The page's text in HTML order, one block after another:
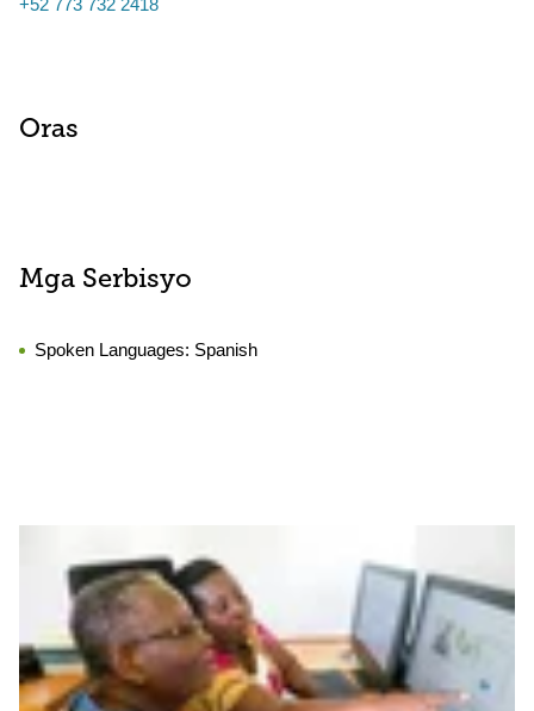
+52 773 732 2418
Oras
Mga Serbisyo
Spoken Languages: Spanish